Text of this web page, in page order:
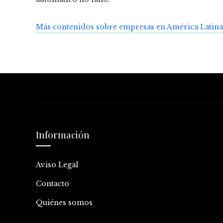
Más contenidos sobre empresas en América Latina
Información
Aviso Legal
Contacto
Quiénes somos